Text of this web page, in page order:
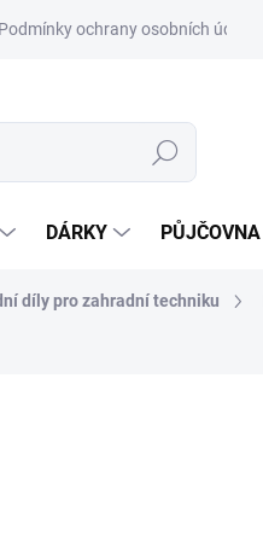
Podmínky ochrany osobních údajů
Hledat
DÁRKY PŮJČOVNA
díly pro zahradní techniku